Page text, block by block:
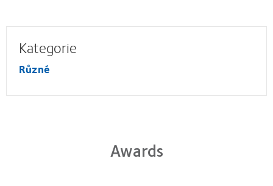
Kategorie
Různé
Awards